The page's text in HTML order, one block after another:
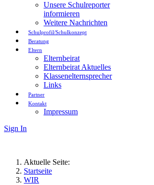
Unsere Schulreporter
informieren
Weitere Nachrichten
Schulprofil/Schulkonzept
Beratung
Eltern
Elternbeirat
Elternbeirat Aktuelles
Klassenelternsprecher
Links
Partner
Kontakt
Impressum
Sign In
Aktuelle Seite:
Startseite
WIR